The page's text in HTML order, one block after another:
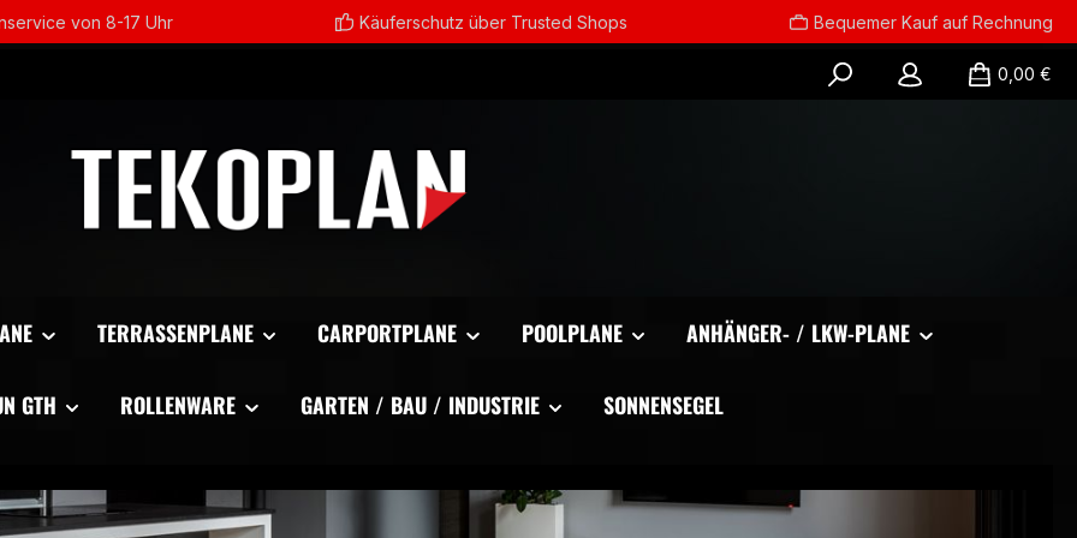
von 8-17 Uhr Käuferschutz über Trusted Shops Bequemer Kauf auf Rechnung
0,00 €
TERRASSENPLANE CARPORTPLANE POOLPLANE ANHÄNGER- / LKW-PLANE
GTH ROLLENWARE GARTEN / BAU / INDUSTRIE SONNENSEGEL